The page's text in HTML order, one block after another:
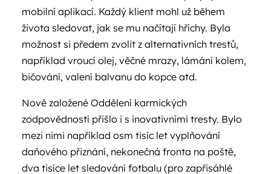
mobilní aplikací. Každý klient mohl už během
života sledovat, jak se mu načítají hříchy. Byla
možnost si předem zvolit z alternativních trestů,
například vroucí olej, věčné mrazy, lámání kolem,
bičování, valení balvanu do kopce atd.
Nově založené Oddělení karmických
zodpovědností přišlo i s inovativními tresty. Bylo
mezi nimi například osm tisíc let vyplňování
daňového přiznání, nekonečná fronta na poště,
dva tisíce let sledování fotbalu (pro zapřisáhlé